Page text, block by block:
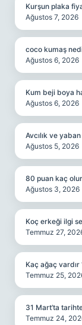
Kurşun plaka
Ağustos 7, 2026
coco kumaş
Ağustos 6, 2026
Kum beji boya
Ağustos 6, 2026
Avcılık ve
Ağustos 5, 2026
80 puan kaç
Ağustos 3, 2026
Koç erkeği ilgi
Temmuz 27,
Kaç ağaç vardır
Temmuz 25,
31 Mart’ta
Temmuz 24,